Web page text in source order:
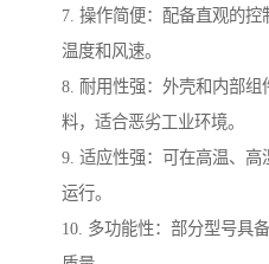
7. 操作简便：配备直观的
温度和风速。
8. 耐用性强：外壳和内部
料，适合恶劣工业环境。
9. 适应性强：可在高温、
运行。
10. 多功能性：部分型号具